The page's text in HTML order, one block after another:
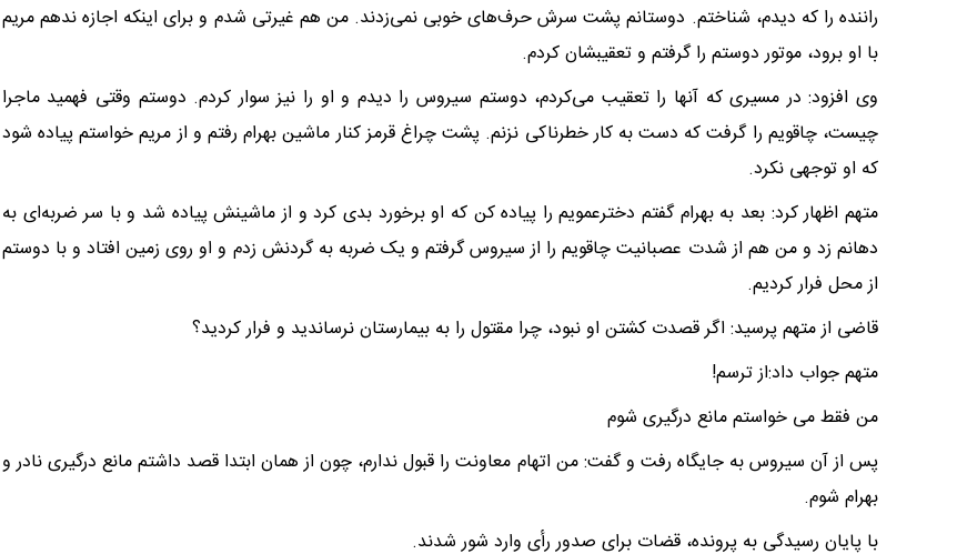
راننده را که دیدم، شناختم. دوستانم پشت سرش حرف‌های خوبی نمی‌زدند. من هم غیرتی شدم و برای اینکه اجازه ندهم مریم
با او برود، موتور دوستم را گرفتم و تعقیبشان کردم.
وی افزود: در مسیری که آنها را تعقیب می‌کردم، دوستم سیروس را دیدم و او را نیز سوار کردم. دوستم وقتی فهمید ماجرا
چیست، چاقویم را گرفت که دست به کار خطرناکی نزنم. پشت چراغ قرمز کنار ماشین بهرام رفتم و از مریم خواستم پیاده شود
که او توجهی نکرد.
متهم اظهار کرد: بعد به بهرام گفتم دخترعمویم را پیاده کن که او برخورد بدی کرد و از ماشینش پیاده شد و با سر ضربه‌ای به
دهانم زد و من هم از شدت عصبانیت چاقویم را از سیروس گرفتم و یک ضربه به گردنش زدم و او روی زمین افتاد و با دوستم
از محل فرار کردیم.
قاضی از متهم پرسید: اگر قصدت کشتن او نبود، چرا مقتول را به بیمارستان نرساندید و فرار کردید؟
متهم جواب داد:از ترسم!
من فقط می خواستم مانع درگیری شوم
پس از آن سیروس به جایگاه رفت و گفت: من اتهام معاونت را قبول ندارم، چون از همان ابتدا قصد داشتم مانع درگیری نادر و
بهرام شوم.
با پایان رسیدگی به پرونده، قضات برای صدور رأی وارد شور شدند.